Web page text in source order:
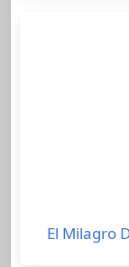
El Milagro